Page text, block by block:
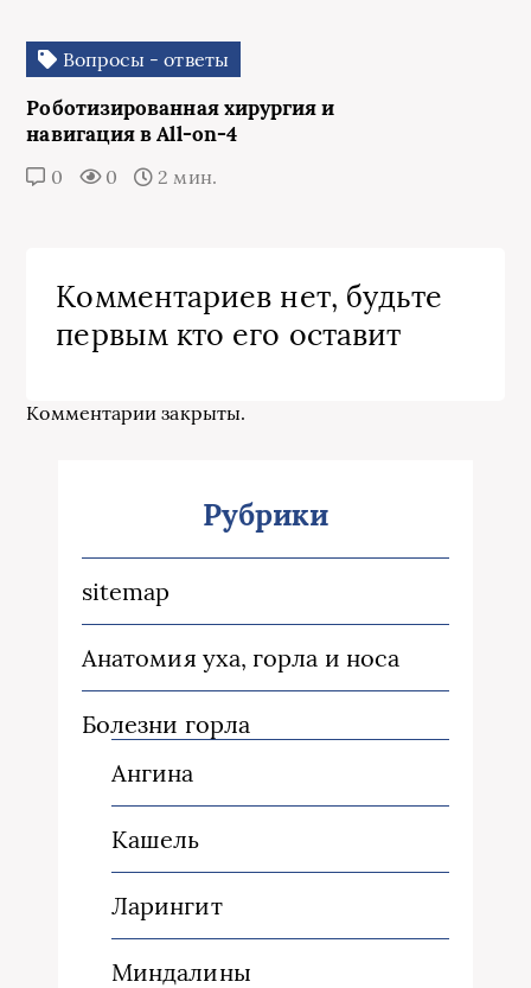
Вопросы - ответы
Роботизированная хирургия и
навигация в All-on-4
0 0 2 мин.
Комментариев нет, будьте
первым кто его оставит
Комментарии закрыты.
Рубрики
sitemap
Анатомия уха, горла и носа
Болезни горла
Ангина
Кашель
Ларингит
Миндалины